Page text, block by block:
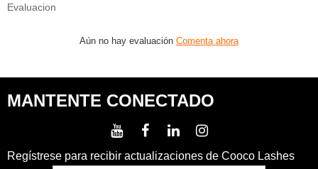
Evaluacion
Aún no hay evaluación Comenta ahora
MANTENTE CONECTADO
Regístrese para recibir actualizaciones de Cooco Lashes